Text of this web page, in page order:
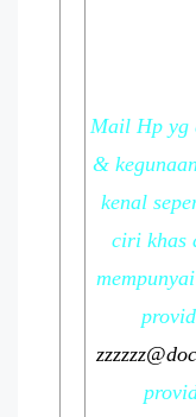
Mail Hp yg
&
kenal
ciri khas